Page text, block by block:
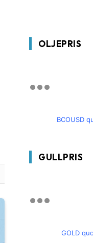
OLJEPRIS
BCOUSD
GULLPRIS
GOLD